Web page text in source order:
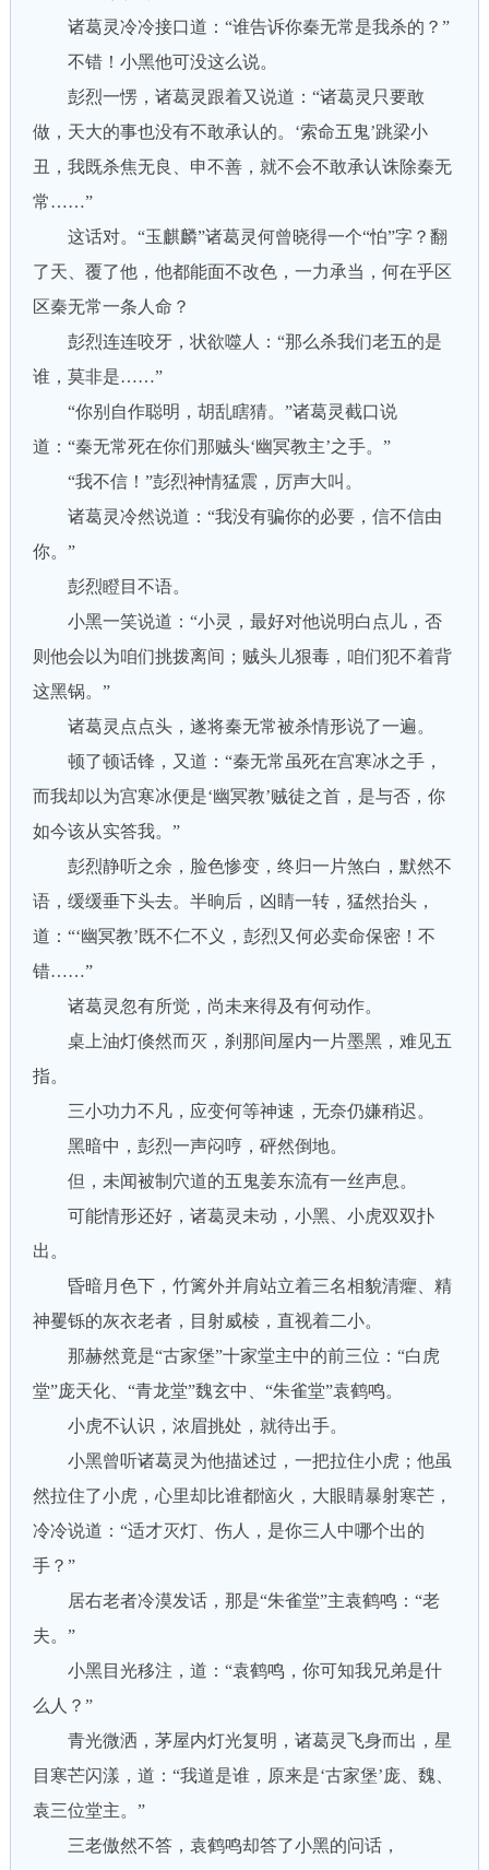
诸葛灵冷冷接口道：“谁告诉你秦无常是我杀的？”
不错！小黑他可没这么说。
彭烈一愣，诸葛灵跟着又说道：“诸葛灵只要敢
做，天大的事也没有不敢承认的。‘索命五鬼’跳梁小
丑，我既杀焦无良、申不善，就不会不敢承认诛除秦无
常……”
这话对。“玉麒麟”诸葛灵何曾晓得一个“怕”字？翻
了天、覆了他，他都能面不改色，一力承当，何在乎区
区秦无常一条人命？
彭烈连连咬牙，状欲噬人：“那么杀我们老五的是
谁，莫非是……”
“你别自作聪明，胡乱瞎猜。”诸葛灵截口说
道：“秦无常死在你们那贼头‘幽冥教主’之手。”
“我不信！”彭烈神情猛震，厉声大叫。
诸葛灵冷然说道：“我没有骗你的必要，信不信由
你。”
彭烈瞪目不语。
小黑一笑说道：“小灵，最好对他说明白点儿，否
则他会以为咱们挑拨离间；贼头儿狠毒，咱们犯不着背
这黑锅。”
诸葛灵点点头，遂将秦无常被杀情形说了一遍。
顿了顿话锋，又道：“秦无常虽死在宫寒冰之手，
而我却以为宫寒冰便是‘幽冥教’贼徒之首，是与否，你
如今该从实答我。”
彭烈静听之余，脸色惨变，终归一片煞白，默然不
语，缓缓垂下头去。半晌后，凶睛一转，猛然抬头，
道：“‘幽冥教’既不仁不义，彭烈又何必卖命保密！不
错……”
诸葛灵忽有所觉，尚未来得及有何动作。
桌上油灯倏然而灭，刹那间屋内一片墨黑，难见五
指。
三小功力不凡，应变何等神速，无奈仍嫌稍迟。
黑暗中，彭烈一声闷哼，砰然倒地。
但，未闻被制穴道的五鬼姜东流有一丝声息。
可能情形还好，诸葛灵未动，小黑、小虎双双扑
出。
昏暗月色下，竹篱外并肩站立着三名相貌清癯、精
神矍铄的灰衣老者，目射威棱，直视着二小。
那赫然竟是“古家堡”十家堂主中的前三位：“白虎
堂”庞天化、“青龙堂”魏玄中、“朱雀堂”袁鹤鸣。
小虎不认识，浓眉挑处，就待出手。
小黑曾听诸葛灵为他描述过，一把拉住小虎；他虽
然拉住了小虎，心里却比谁都恼火，大眼睛暴射寒芒，
冷冷说道：“适才灭灯、伤人，是你三人中哪个出的
手？”
居右老者冷漠发话，那是“朱雀堂”主袁鹤鸣：“老
夫。”
小黑目光移注，道：“袁鹤鸣，你可知我兄弟是什
么人？”
青光微洒，茅屋内灯光复明，诸葛灵飞身而出，星
目寒芒闪漾，道：“我道是谁，原来是‘古家堡’庞、魏、
袁三位堂主。”
三老傲然不答，袁鹤鸣却答了小黑的问话，